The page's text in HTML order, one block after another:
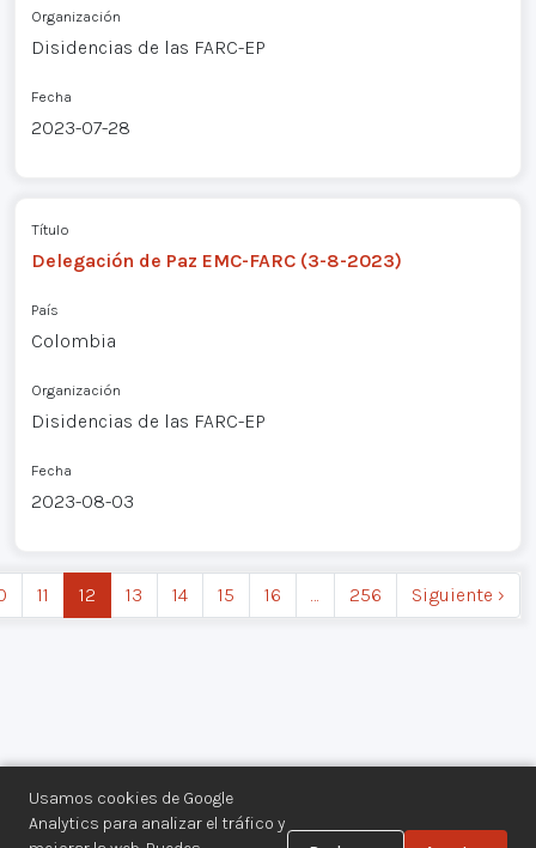
Usamos cookies de Google
Analytics para analizar el tráfico y
Organización
Disidencias de las FARC-EP
Fecha
2023-07-28
Título
Delegación de Paz EMC-FARC (3-8-2023)
País
Colombia
Organización
Disidencias de las FARC-EP
Fecha
2023-08-03
11 12 13 14 15 16 … 256 Siguiente ›